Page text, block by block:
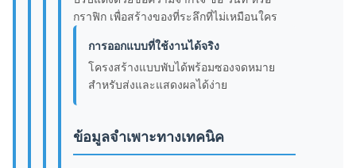
กราฟิก เพื่อสร้างของที่ระลึกที่ไม่เหมือนใคร
การออกแบบที่ใช้งานได้จริง
โครงสร้างแบบพับได้พร้อมซองจดหมาย
สำหรับส่งและแสดงผลได้ง่าย
ข้อมูลจำเพาะทางเทคนิค